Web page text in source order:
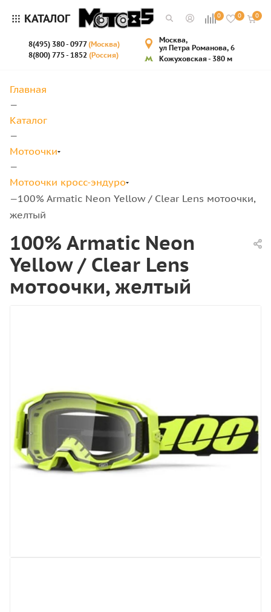
КАТАЛОГ 0 0 0
8(495) 380 - 0977(Москва)
8(800) 775 - 1852 (Россия)
Москва,
ул Петра Романова, 6
Кожуховская - 380 м
Главная
—
Каталог
—
Мотоочки
—
Мотоочки кросс-эндуро
—100% Armatic Neon Yellow / Clear Lens мотоочки,
желтый
100% Armatic Neon
Yellow / Clear Lens
мотоочки, желтый